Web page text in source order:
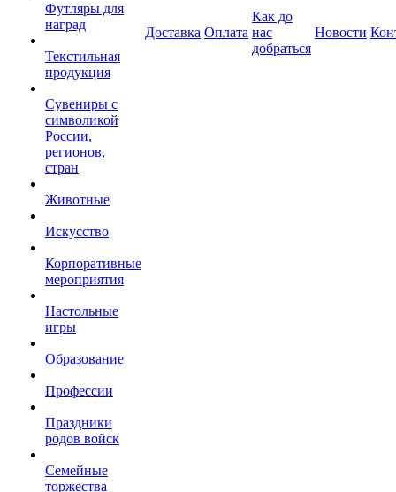
Футляры для
наград
Текстильная
продукция
Сувениры с
символикой
России,
регионов,
стран
Животные
Искусство
Корпоративные
мероприятия
Настольные
игры
Образование
Профессии
Праздники
родов войск
Семейные
торжества
Доставка Оплата
Как до
нас
добраться
Новости